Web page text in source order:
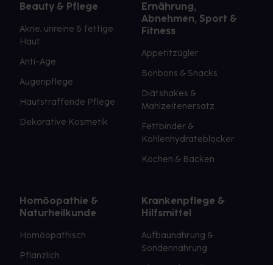
Beauty & Pflege
Akne, unreine & fettige
Haut
Anti-Age
Augenpflege
Hautstraffende Pflege
Dekorative Kosmetik
Ernährung,
Abnehmen, Sport &
Fitness
Appetitzügler
Bonbons & Snacks
Diätshakes &
Mahlzeitenersatz
Fettbinder &
Kohlenhydrateblocker
Kochen & Backen
Homöopathie &
Naturheilkunde
Homöopathisch
Pflanzlich
Krankenpflege &
Hilfsmittel
Aufbaunahrung &
Sondennahrung